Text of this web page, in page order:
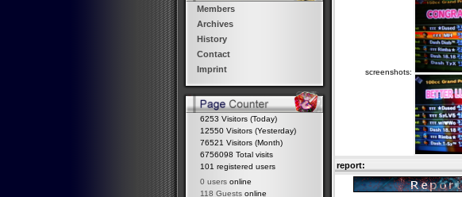
Members
Archives
History
Contact
Imprint
6253 Visitors (Today)
12550 Visitors (Yesterday)
76521 Visitors (Month)
6756098 Total visits
101 registered users
0 users online
118 Guests online
screenshots:
report: